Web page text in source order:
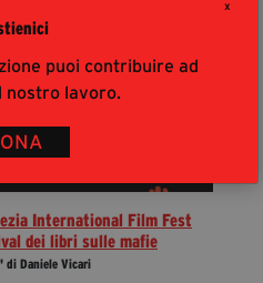
X
puoi contribuire ad
nostro lavoro.
International Film Fest
dei libri sulle mafie
di Daniele Vicari